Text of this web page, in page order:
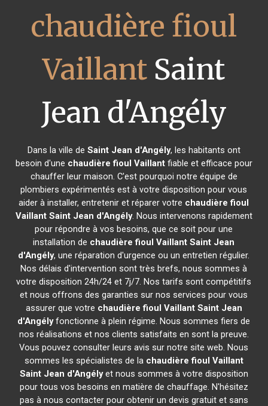
chaudière fioul
Vaillant Saint
Jean d'Angély
Dans la ville de Saint Jean d'Angély, les habitants ont
besoin d'une chaudière fioul Vaillantfiable et efficace pour
chauffer leur maison. C'est pourquoi notre équipe de
plombiers expérimentés est à votre disposition pour vous
aider à installer, entretenir et réparer votre chaudière fioul
Vaillant Saint Jean d'Angély. Nous intervenons rapidement
pour répondre à vos besoins, que ce soit pour une
installation de chaudière fioul Vaillant Saint Jean
d'Angély, une réparation d'urgence ou un entretien régulier.
Nos délais d'intervention sont très brefs, nous sommes à
votre disposition 24h/24 et 7j/7. Nos tarifs sont compétitifs
et nous offrons des garanties sur nos services pour vous
assurer que votre chaudière fioul Vaillant Saint Jean
d'Angélyfonctionne à plein régime. Nous sommes fiers de
nos réalisations et nos clients satisfaits en sont la preuve.
Vous pouvez consulter leurs avis sur notre site web. Nous
sommes les spécialistes de la chaudière fioul Vaillant
Saint Jean d'Angélyet nous sommes à votre disposition
pour tous vos besoins en matière de chauffage. N'hésitez
pas à nous contacter pour obtenir un devis gratuit et sans